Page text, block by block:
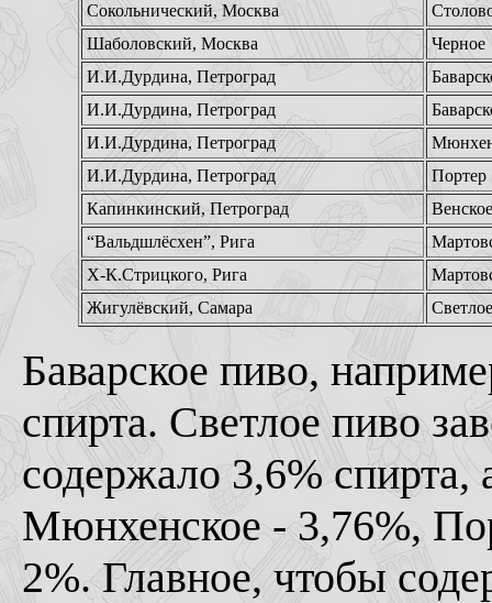
Сокольнический, Москва
Шаболовский, Москва
Черное
И.И.Дурдина, Петроград
И.И.Дурдина, Петроград
И.И.Дурдина, Петроград
И.И.Дурдина, Петроград
Портер
Капинкинский, Петроград
Венское
“Вальдшлёсхен”, Рига
Х-К.Стрицкого, Рига
Жигулёвский, Самара
Светлое
Баварское пиво,
спирта. Светлое пиво
содержало 3,6%
Мюнхенское - 3,76%,
2%. Главное, чтобы